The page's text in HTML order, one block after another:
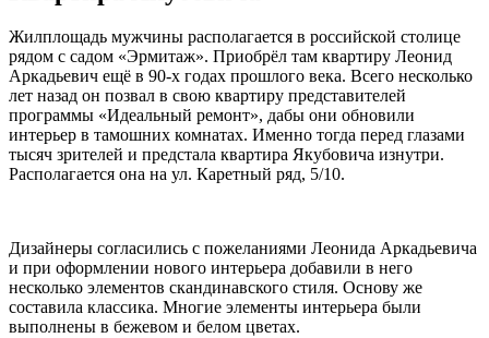
Жилплощадь мужчины располагается в российской столице
рядом с садом «Эрмитаж». Приобрёл там квартиру Леонид
Аркадьевич ещё в 90-х годах прошлого века. Всего несколько
лет назад он позвал в свою квартиру представителей
программы «Идеальный ремонт», дабы они обновили
интерьер в тамошних комнатах. Именно тогда перед глазами
тысяч зрителей и предстала квартира Якубовича изнутри.
Располагается она на ул. Каретный ряд, 5/10.
Дизайнеры согласились с пожеланиями Леонида Аркадьевича
и при оформлении нового интерьера добавили в него
несколько элементов скандинавского стиля. Основу же
составила классика. Многие элементы интерьера были
выполнены в бежевом и белом цветах.